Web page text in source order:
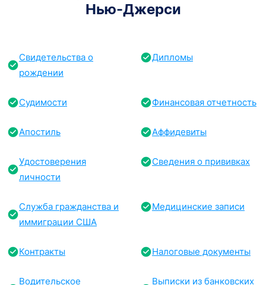
Нью-Джерси
Свидетельства о
рождении
Дипломы
Судимости Финансовая отчетность
Апостиль Аффидевиты
Удостоверения
личности
Сведения о прививках
Служба гражданства и
иммиграции США
Медицинские записи
Контракты Налоговые документы
Водительское Выписки из банковских